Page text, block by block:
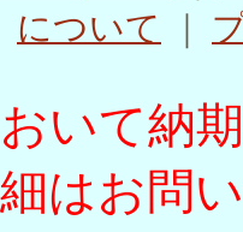
について
｜
いて納
はお問